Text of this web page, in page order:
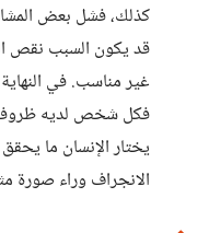
كذلك، فشل بعض
قد يكون السبب نقص
غير مناسب. في
فكل شخص لديه ظروفه
يختار الإنسان ما
الانجراف وراء صورة